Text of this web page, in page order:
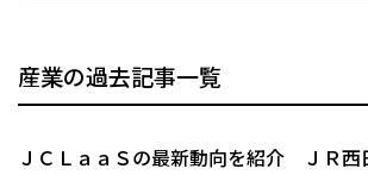
産業の過去記事一覧
ＪＣＬａａＳの最新動向を紹介 ＪＲ西